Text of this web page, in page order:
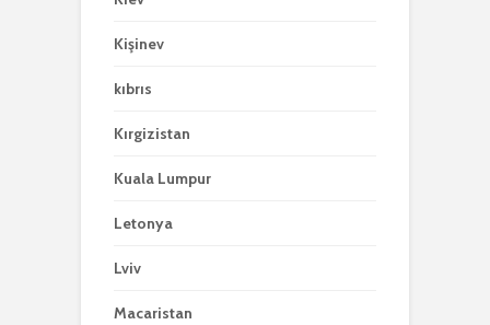
Kişinev
kıbrıs
Kırgizistan
Kuala Lumpur
Letonya
Lviv
Macaristan